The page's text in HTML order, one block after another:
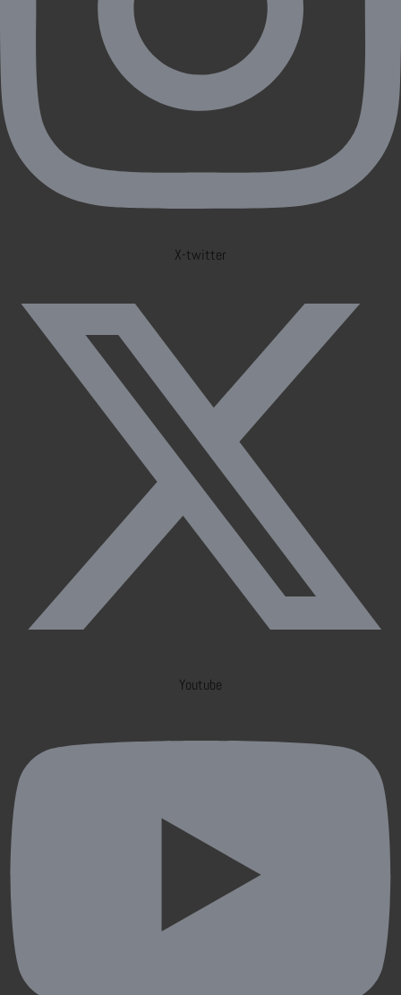
X-twitter
Youtube